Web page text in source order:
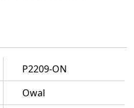
P2209-ON
Owal